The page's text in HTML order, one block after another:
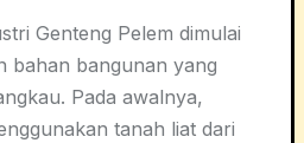
Genteng Pelem dimulai
bahan bangunan yang
Pada awalnya,
tanah liat dari